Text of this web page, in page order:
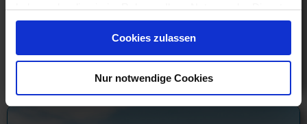
haben oder die sie im Rahmen Ihrer Nutzung der Dienste
gesammelt haben.
Cookies zulassen
Nur notwendige Cookies
13.08.26 - 04.09.28
ab129 €